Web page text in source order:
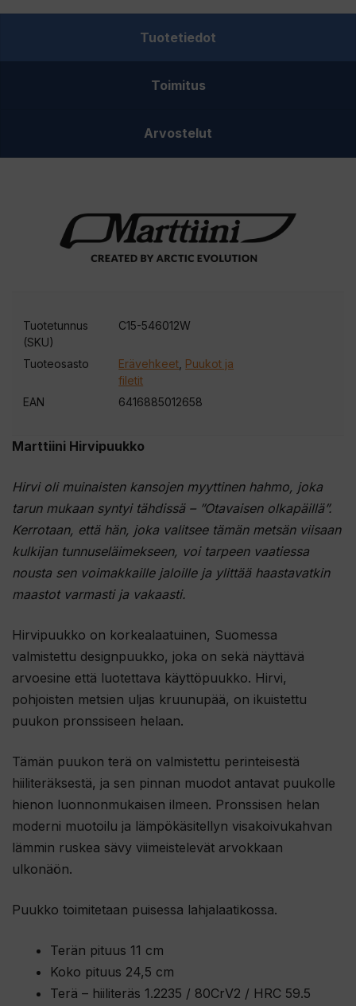
Tuotetiedot
Toimitus
Arvostelut
Marttiini Hirvipuukko
Hirvi oli muinaisten kansojen myyttinen hahmo, joka
tarun mukaan syntyi tähdissä – ”Otavaisen olkapäillä”.
Kerrotaan, että hän, joka valitsee tämän metsän viisaan
kulkijan tunnuseläimekseen, voi tarpeen vaatiessa
nousta sen voimakkaille jaloille ja ylittää haastavatkin
maastot varmasti ja vakaasti.
Hirvipuukko on korkealaatuinen, Suomessa
valmistettu designpuukko, joka on sekä näyttävä
arvoesine että luotettava käyttöpuukko. Hirvi,
pohjoisten metsien uljas kruunupää, on ikuistettu
puukon pronssiseen helaan.
Tämän puukon terä on valmistettu perinteisestä
hiiliteräksestä, ja sen pinnan muodot antavat puukolle
hienon luonnonmukaisen ilmeen. Pronssisen helan
moderni muotoilu ja lämpökäsitellyn visakoivukahvan
lämmin ruskea sävy viimeistelevät arvokkaan
ulkonäön.
Puukko toimitetaan puisessa lahjalaatikossa.
Terän pituus 11 cm
Koko pituus 24,5 cm
Terä – hiiliteräs 1.2235 / 80CrV2 / HRC 59.5
Tuotetunnus
(SKU)
C15-546012W
Tuoteosasto Erävehkeet Puukot ja
filetit
EAN
6416885012658